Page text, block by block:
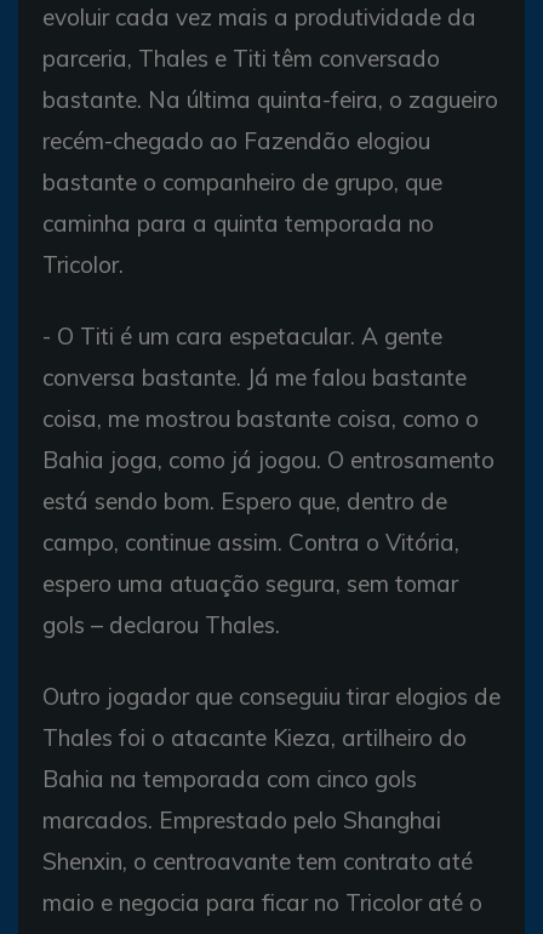
evoluir cada vez mais a produtividade da
parceria, Thales e Titi têm conversado
bastante. Na última quinta-feira, o zagueiro
recém-chegado ao Fazendão elogiou
bastante o companheiro de grupo, que
caminha para a quinta temporada no
Tricolor.
- O Titi é um cara espetacular. A gente
conversa bastante. Já me falou bastante
coisa, me mostrou bastante coisa, como o
Bahia joga, como já jogou. O entrosamento
está sendo bom. Espero que, dentro de
campo, continue assim. Contra o Vitória,
espero uma atuação segura, sem tomar
gols – declarou Thales.
Outro jogador que conseguiu tirar elogios de
Thales foi o atacante Kieza, artilheiro do
Bahia na temporada com cinco gols
marcados. Emprestado pelo Shanghai
Shenxin, o centroavante tem contrato até
maio e negocia para ficar no Tricolor até o